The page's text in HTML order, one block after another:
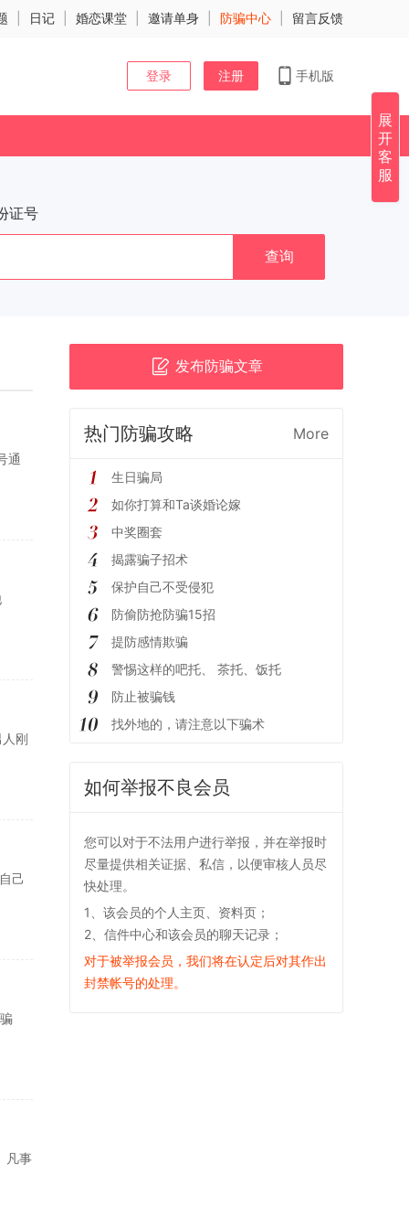
日记 婚恋课堂 邀请单身 防骗中心 留言反馈
登录 注册 手机版
证号
查询
通
刚
己
凡事
发布防骗文章
热门防骗攻略 More
生日骗局
如你打算和Ta谈婚论嫁
中奖圈套
揭露骗子招术
保护自己不受侵犯
防偷防抢防骗15招
提防感情欺骗
警惕这样的吧托、 茶托、饭托
防止被骗钱
找外地的，请注意以下骗术
如何举报不良会员
您可以对于不法用户进行举报，并在举报时
尽量提供相关证据、私信，以便审核人员尽
快处理。
1、该会员的个人主页、资料页；
2、信件中心和该会员的聊天记录；
对于被举报会员，我们将在认定后对其作出
封禁帐号的处理。
展
开
客
服